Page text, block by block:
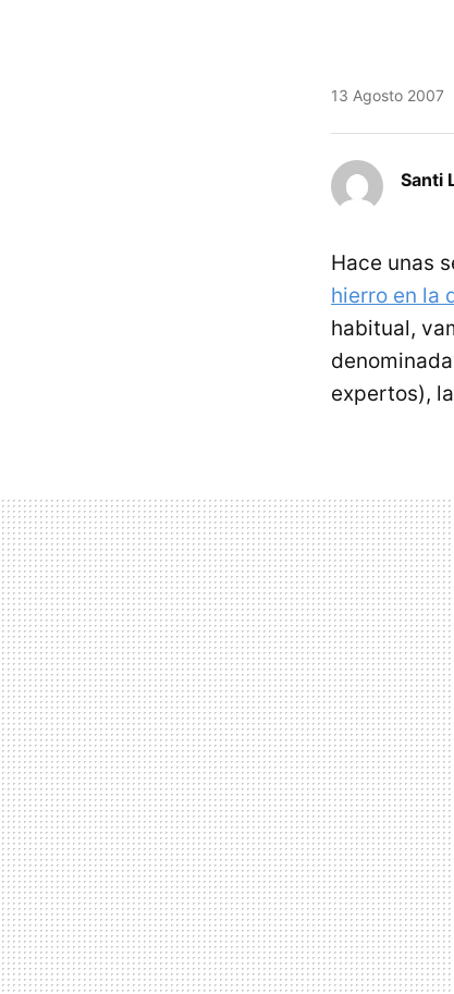
13 Agosto 2007
Santi
Hace unas
hierro en la
habitual,
expertos),